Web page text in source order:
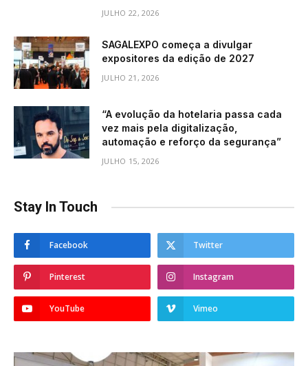
JULHO 22, 2026
SAGALEXPO começa a divulgar
expositores da edição de 2027
JULHO 21, 2026
“A evolução da hotelaria passa cada
vez mais pela digitalização,
automação e reforço da segurança”
JULHO 15, 2026
Stay In Touch
Facebook Twitter
Pinterest Instagram
YouTube Vimeo